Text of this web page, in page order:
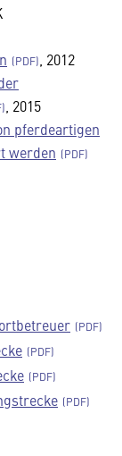
, 2012
, 2015
pferdeartigen
werden